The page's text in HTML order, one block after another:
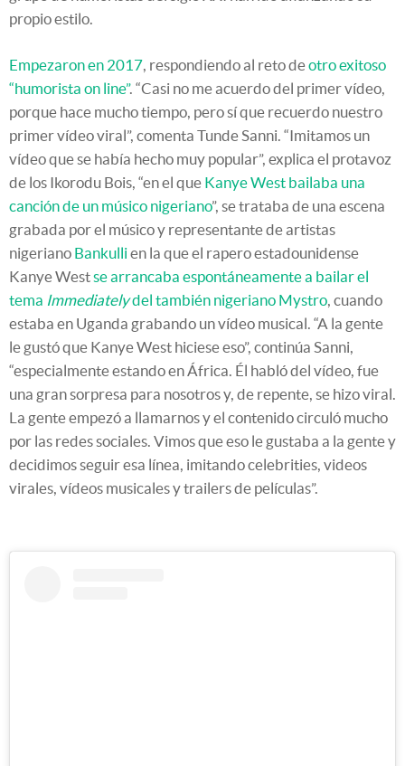
propio estilo.
Empezaron en 2017 , respondiendo al reto deotro exitoso
“humorista on line”. “Casi no me acuerdo del primer vídeo,
porque hace mucho tiempo, pero sí que recuerdo nuestro
primer vídeo viral”, comenta Tunde Sanni. “Imitamos un
vídeo que se había hecho muy popular”, explica el protavoz
de los Ikorodu Bois, “en el que Kanye West bailaba una
canción de un músico nigeriano”, se trataba de una escena
grabada por el músico y representante de artistas
nigeriano Bankullien la que el rapero estadounidense
Kanye Westse arrancaba espontáneamente a bailar el
tema Immediatelydel también nigeriano Mystro , cuando
estaba en Uganda grabando un vídeo musical. “A la gente
le gustó que Kanye West hiciese eso”, continúa Sanni,
“especialmente estando en África. Él habló del vídeo, fue
una gran sorpresa para nosotros y, de repente, se hizo viral.
La gente empezó a llamarnos y el contenido circuló mucho
por las redes sociales. Vimos que eso le gustaba a la gente y
decidimos seguir esa línea, imitando celebrities, videos
virales, vídeos musicales y trailers de películas”.